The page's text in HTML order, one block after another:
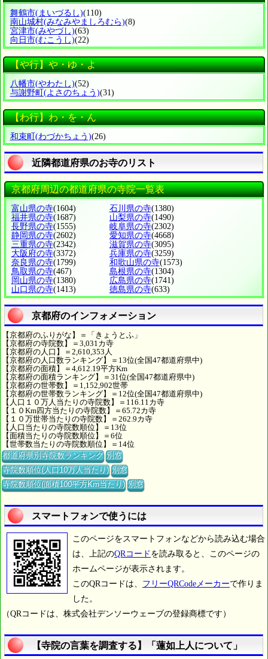
舞鶴市(まいづるし)(110)
南山城村(みなみやましろむら)(8)
宮津市(みやづし)(63)
向日市(むこうし)(22)
【や行】や・ゆ・よ
八幡市(やわたし)(52)
与謝野町 (よさのちょう)(31)
【わ行】わ・を・ん
和束町(わづかちょう)(26)
近隣都道府県のお寺のリスト
京都府周辺の都道府県の寺院一覧表
富山県の寺(1604) 石川県の寺(1380)
福井県の寺(1687) 山梨県の寺(1490)
長野県の寺(1555) 岐阜県の寺(2302)
静岡県の寺(2602) 愛知県の寺(4668)
三重県の寺(2342) 滋賀県の寺(3095)
大阪府の寺(3372) 兵庫県の寺(3259)
奈良県の寺(1799) 和歌山県の寺(1573)
鳥取県の寺(467) 島根県の寺(1304)
岡山県の寺(1380) 広島県の寺(1741)
山口県の寺(1413) 徳島県の寺(633)
京都府のインフォメーション
【京都府のふりがな】＝「きょうとふ」
【京都府の寺院数】＝3,031カ寺
【京都府の人口】＝2,610,353人
【京都府の人口数ランキング】＝13位(全国47都道府県中)
【京都府の面積】＝4,612.19平方Km
【京都府の面積ランキング】＝31位(全国47都道府県中)
【京都府の世帯数】＝1,152,902世帯
【京都府の世帯数ランキング】＝12位(全国47都道府県中)
【人口１０万人当たりの寺院数】＝116.11カ寺
【１０Km四方当たりの寺院数】＝65.72カ寺
【１０万世帯当たりの寺院数】＝262.9カ寺
【人口当たりの寺院数順位】＝13位
【面積当たりの寺院数順位】＝6位
【世帯数当たりの寺院数順位】＝14位
都道府県別寺院数ランキング 別窓
寺院数順位(人口10万人当たり) 別窓
寺院数順位(面積100平方Km当たり) 別窓
スマートフォンで使うには
このページをスマートフォンなどから読み込む場合
は、上記のQRコード を読み取ると、このページの
ホームページが表示されます。
このQRコードは、 フリーQRCodeメーカーで作りま
した。
（QRコードは、株式会社デンソーウェーブの登録商標です）
【寺院の言葉を調査する】「蓮如上人について」